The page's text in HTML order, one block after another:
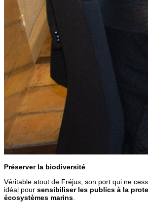
Préserver la biodiversité
Véritable atout de Fréjus, son port qui ne
idéal pour sensibiliser les publics à la
écosystèmes marins